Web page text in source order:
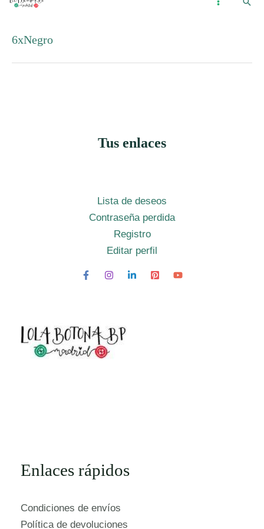
Ir
contenido
6xNegro
Tus enlaces
Lista de deseos
Contraseña perdida
Registro
Editar perfil
Enlaces rápidos
Condiciones de envíos
Política de devoluciones